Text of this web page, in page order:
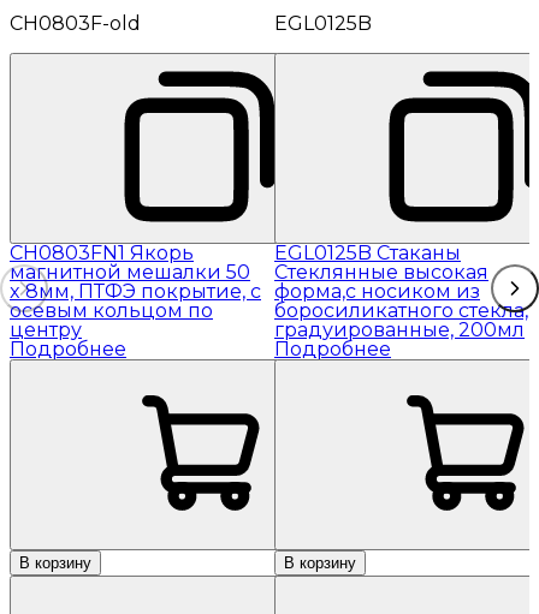
CH0803F-old
CH0803FN1 Якорь
магнитной мешалки 50
x 8мм, ПТФЭ покрытие, с
осевым кольцом по
центру
Подробнее
В корзину
EGL0125B
EGL0125B Стаканы
Стеклянные высокая
форма,с носиком из
боросиликатного стекла,
градуированные, 200мл
Подробнее
В корзину